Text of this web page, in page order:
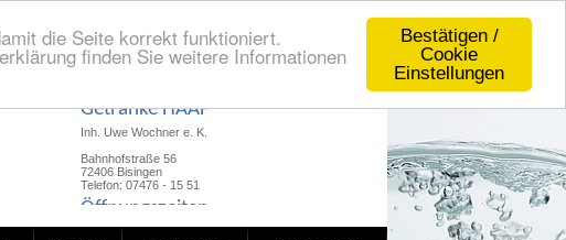
Bestätigen /
Cookie
Einstellungen
die Seite korrekt funktioniert.
finden Sie weitere Informationen
Getränke HAAF
Inh. Uwe Wochner e. K.
Bahnhofstraße 56
72406 Bisingen
Telefon: 07476 - 15 51
Öffnungszeiten